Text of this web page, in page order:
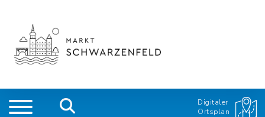
Digitaler
Ortsplan